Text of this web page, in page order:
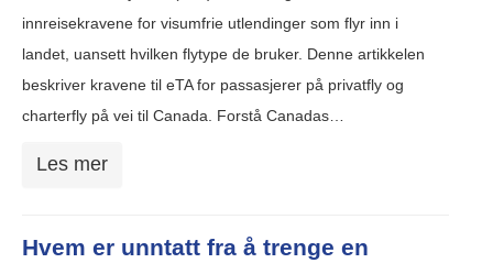
innreisekravene for visumfrie utlendinger som flyr inn i
landet, uansett hvilken flytype de bruker. Denne artikkelen
beskriver kravene til eTA for passasjerer på privatfly og
charterfly på vei til Canada. Forstå Canadas…
Les mer
Hvem er unntatt fra å trenge en